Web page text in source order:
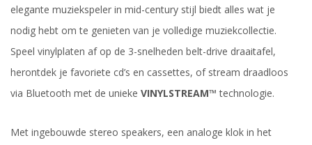
elegante muziekspeler in mid-century stijl biedt alles wat je
nodig hebt om te genieten van je volledige muziekcollectie.
Speel vinylplaten af op de 3-snelheden belt-drive draaitafel,
herontdek je favoriete cd’s en cassettes, of stream draadloos
via Bluetooth met de unieke VINYLSTREAM™ technologie.
Met ingebouwde stereo speakers, een analoge klok in het